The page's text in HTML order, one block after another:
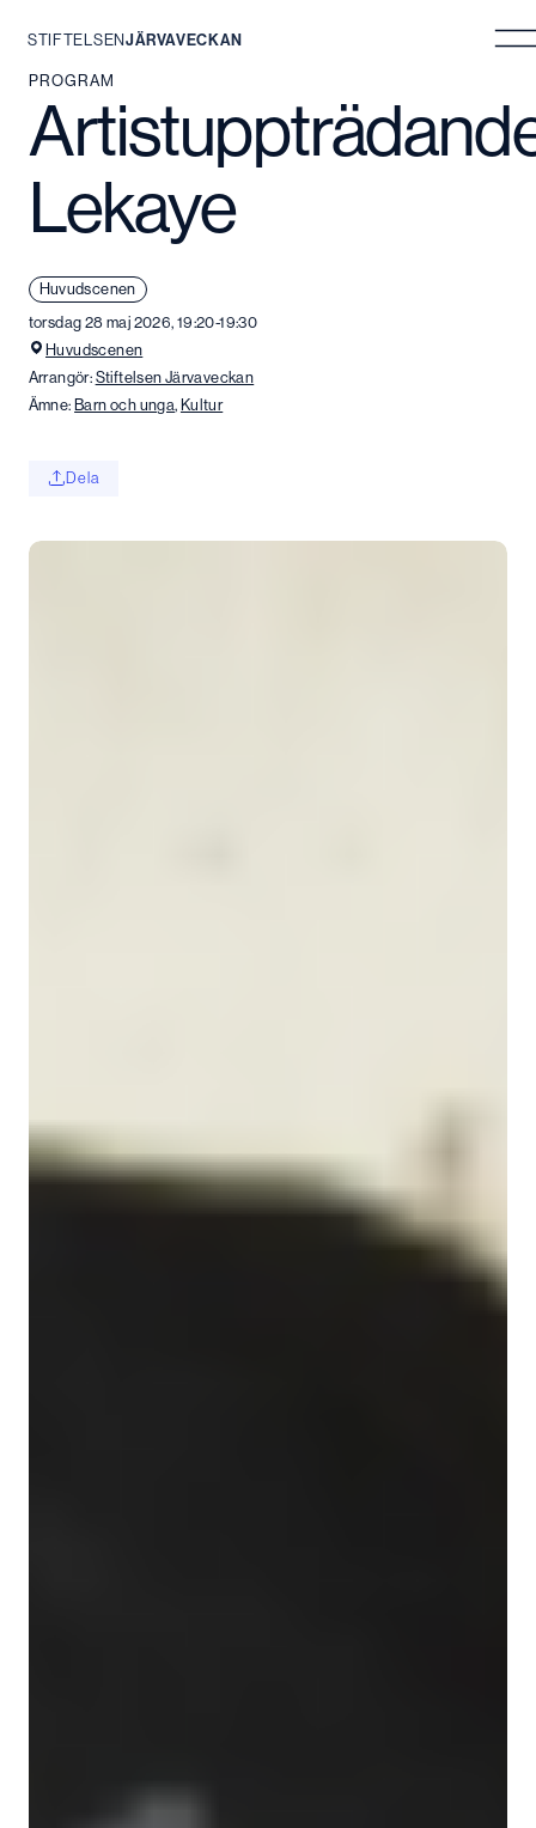
Hoppa
innehåll
STIFTELSENJÄRVAVECKAN
PROGRAM
Lekaye
Huvudscenen
torsdag 28 maj 2026, 19:20-19:30
Huvudscenen
Arrangör:Stiftelsen Järvaveckan
Ämne:Barn och unga,Kultur
Dela